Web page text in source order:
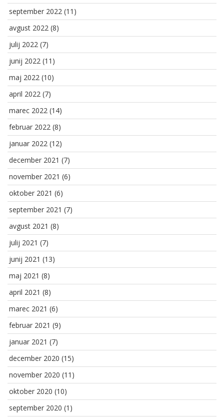
september 2022 (11)
avgust 2022 (8)
julij 2022 (7)
junij 2022 (11)
maj 2022 (10)
april 2022 (7)
marec 2022 (14)
februar 2022 (8)
januar 2022 (12)
december 2021 (7)
november 2021 (6)
oktober 2021 (6)
september 2021 (7)
avgust 2021 (8)
julij 2021 (7)
junij 2021 (13)
maj 2021 (8)
april 2021 (8)
marec 2021 (6)
februar 2021 (9)
januar 2021 (7)
december 2020 (15)
november 2020 (11)
oktober 2020 (10)
september 2020 (1)